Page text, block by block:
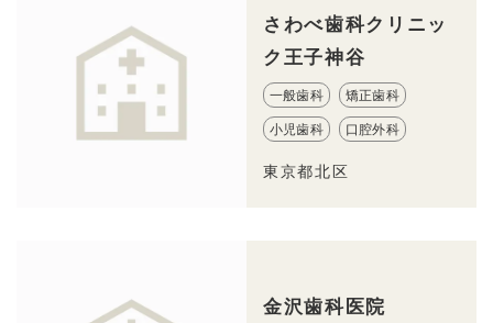
さわべ歯科クリニッ
ク王子神谷
一般歯科 矯正歯科
小児歯科 口腔外科
東京都北区
金沢歯科医院